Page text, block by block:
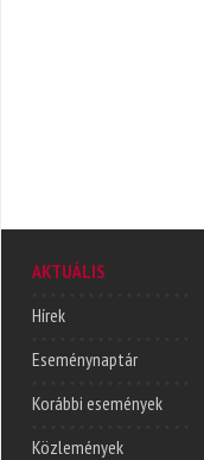
AKTUÁLIS
Hírek
Eseménynaptár
Korábbi események
Közlemények